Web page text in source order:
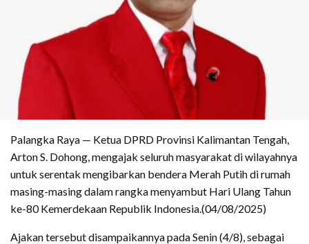
Palangka Raya — Ketua DPRD Provinsi Kalimantan Tengah,
Arton S. Dohong, mengajak seluruh masyarakat di wilayahnya
untuk serentak mengibarkan bendera Merah Putih di rumah
masing-masing dalam rangka menyambut Hari Ulang Tahun
ke-80 Kemerdekaan Republik Indonesia.(04/08/2025)
Ajakan tersebut disampaikannya pada Senin (4/8), sebagai